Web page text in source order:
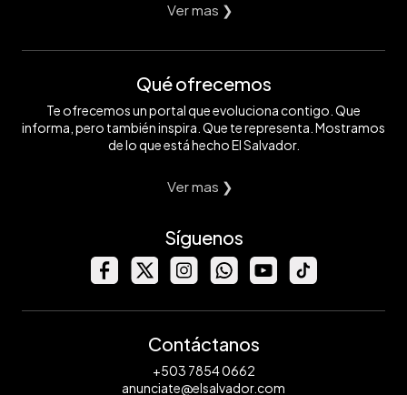
Ver mas ❯
Qué ofrecemos
Te ofrecemos un portal que evoluciona contigo. Que
informa, pero también inspira. Que te representa. Mostramos
de lo que está hecho El Salvador.
Ver mas ❯
Síguenos
Contáctanos
+503 7854 0662
anunciate@elsalvador.com